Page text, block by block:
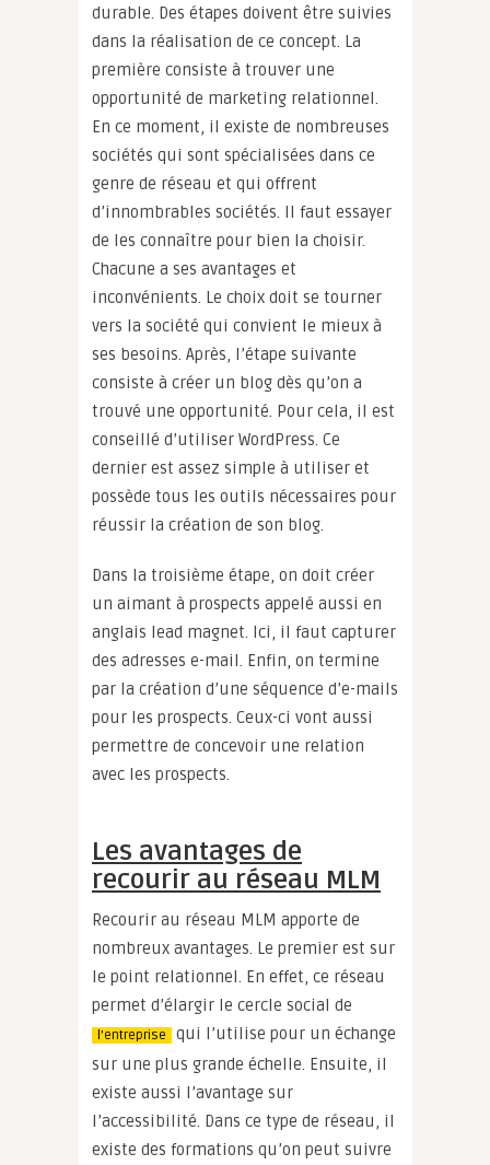
durable. Des étapes doivent être suivies
dans la réalisation de ce concept. La
première consiste à trouver une
opportunité de marketing relationnel.
En ce moment, il existe de nombreuses
sociétés qui sont spécialisées dans ce
genre de réseau et qui offrent
d’innombrables sociétés. Il faut essayer
de les connaître pour bien la choisir.
Chacune a ses avantages et
inconvénients. Le choix doit se tourner
vers la société qui convient le mieux à
ses besoins. Après, l’étape suivante
consiste à créer un blog dès qu’on a
trouvé une opportunité. Pour cela, il est
conseillé d’utiliser WordPress. Ce
dernier est assez simple à utiliser et
possède tous les outils nécessaires pour
réussir la création de son blog.
Dans la troisième étape, on doit créer
un aimant à prospects appelé aussi en
anglais lead magnet. Ici, il faut capturer
des adresses e-mail. Enfin, on termine
par la création d’une séquence d’e-mails
pour les prospects. Ceux-ci vont aussi
permettre de concevoir une relation
avec les prospects.
Les avantages de
recourir au réseau MLM
Recourir au réseau MLM apporte de
nombreux avantages. Le premier est sur
le point relationnel. En effet, ce réseau
permet d’élargir le cercle social de
l’entreprise
qui l’utilise pour un échange
sur une plus grande échelle. Ensuite, il
existe aussi l’avantage sur
l’accessibilité. Dans ce type de réseau, il
existe des formations qu’on peut suivre